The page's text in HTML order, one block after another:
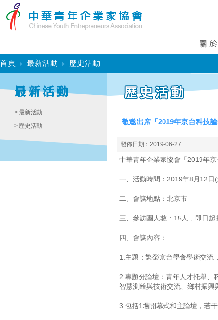
首頁 最新活動 歷史活動
:::
> 最新活動
> 歷史活動
:::
敬邀出席「2019年京台科技
發佈日期： 2019-06-27
中華青年企業家協會「2019年
一、活動時間：2019年8月12
二、會議地點：北京市
三、參訪團人數：15人，即日
四、會議內容：
1.主題：繁榮京台學會學術交流
2.專題分論壇：青年人才托舉、
智慧測繪與技術交流、鄉村振興
3.包括1場開幕式和主論壇，若